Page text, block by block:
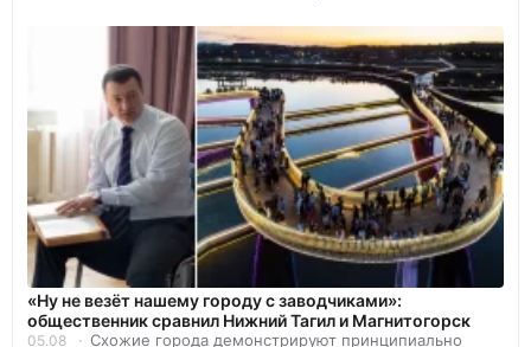
«Ну не везёт нашему городу с заводчиками»:
общественник сравнил Нижний Тагил и Магнитогорск
05.08
Схожие города демонстрируют принципиально